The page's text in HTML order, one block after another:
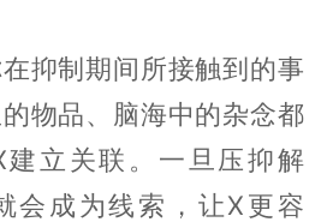
抑制期间所接触到的事
物品、脑海中的杂念都
立关联。一旦压抑解
会成为线索，让X更容